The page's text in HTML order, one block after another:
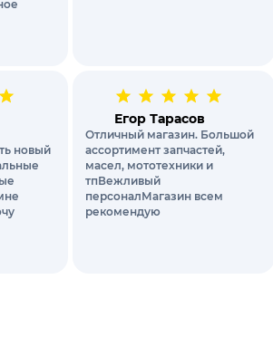
новый
Егор Тарасов
Отличный магазин. Большой
ассортимент запчастей,
масел, мототехники и
тпВежливый
персоналМагазин всем
рекомендую